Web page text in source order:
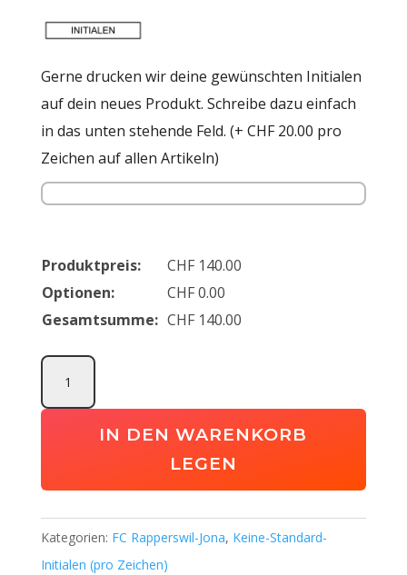
Gerne drucken wir deine gewünschten Initialen
auf dein neues Produkt. Schreibe dazu einfach
in das unten stehende Feld. (+ CHF 20.00 pro
Zeichen auf allen Artikeln)
Produktpreis: CHF 140.00
Optionen:
CHF0.00
Gesamtsumme: CHF 140.00
FC
IN DEN WARENKORB
LEGEN
Kategorien: FC Rapperswil-Jona, Keine-Standard-
Initialen (pro Zeichen)